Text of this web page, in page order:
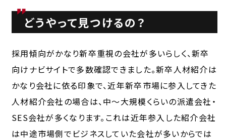
どうやって見つけるの？
採用傾向がかなり新卒重視の会社が多いらしく、新卒
向けナビサイトで多数確認できました。新卒人材紹介は
かなり会社に依る印象で、近年新卒市場に参入してきた
人材紹介会社の場合は、中～大規模くらいの派遣会社・
SES会社が多くなります。これは近年参入した紹介会社
は中途市場側でビジネスしていた会社が多いからでは